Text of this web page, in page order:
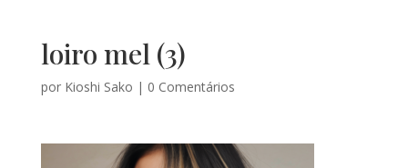
loiro mel (3)
por Kioshi Sako | 0 Comentários